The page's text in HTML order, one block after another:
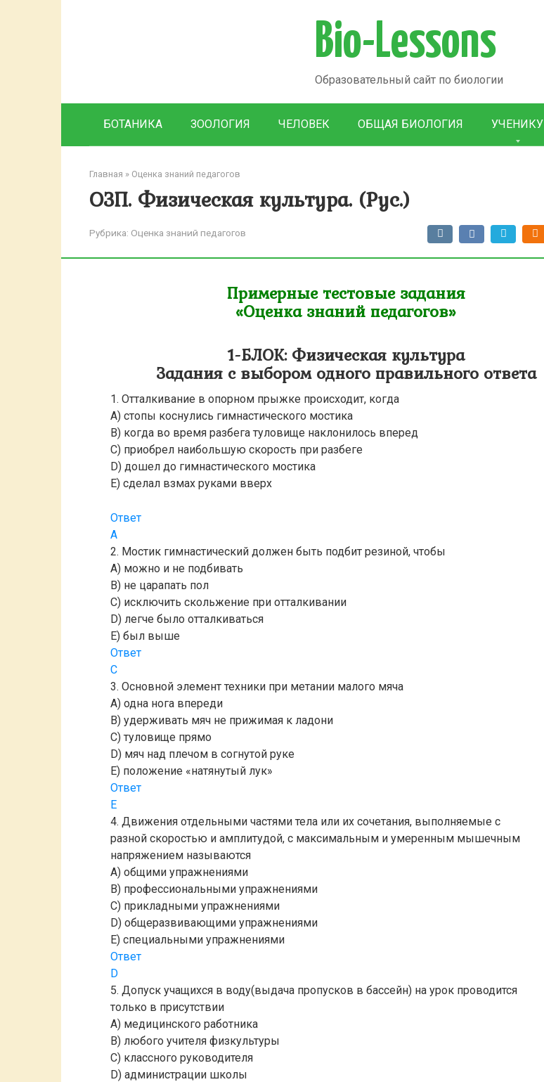
Bio-Lessons
Образовательный сайт по биологии
БОТАНИКА ЗООЛОГИЯ ЧЕЛОВЕК ОБЩАЯ БИОЛОГИЯ УЧЕНИКУ
Главная » Оценка знаний педагогов
ОЗП. Физическая культура. (Рус.)
Рубрика: Оценка знаний педагогов
Примерные тестовые задания
«Оценка знаний педагогов»
1-БЛОК: Физическая культура
Задания с выбором одного правильного ответа
1. Отталкивание в опорном прыжке происходит, когда
A) стопы коснулись гимнастического мостика
B) когда во время разбега туловище наклонилось вперед
C) приобрел наибольшую скорость при разбеге
D) дошел до гимнастического мостика
E) сделал взмах руками вверх
Ответ
A
2. Мостик гимнастический должен быть подбит резиной, чтобы
A) можно и не подбивать
B) не царапать пол
C) исключить скольжение при отталкивании
D) легче было отталкиваться
E) был выше
Ответ
C
3. Основной элемент техники при метании малого мяча
A) одна нога впереди
B) удерживать мяч не прижимая к ладони
C) туловище прямо
D) мяч над плечом в согнутой руке
E) положение «натянутый лук»
Ответ
E
4. Движения отдельными частями тела или их сочетания, выполняемые с
разной скоростью и амплитудой, с максимальным и умеренным мышечным
напряжением называются
A) общими упражнениями
B) профессиональными упражнениями
C) прикладными упражнениями
D) общеразвивающими упражнениями
E) специальными упражнениями
Ответ
D
5. Допуск учащихся в воду(выдача пропусков в бассейн) на урок проводится
только в присутствии
A) медицинского работника
B) любого учителя физкультуры
C) классного руководителя
D) администрации школы